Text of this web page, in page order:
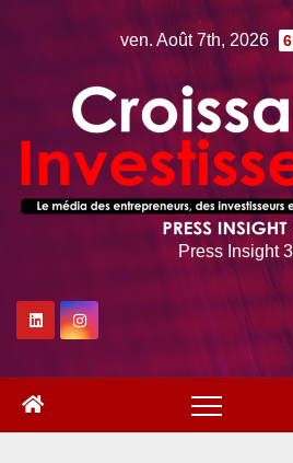
ven. Août 7th, 2026
Press Insight